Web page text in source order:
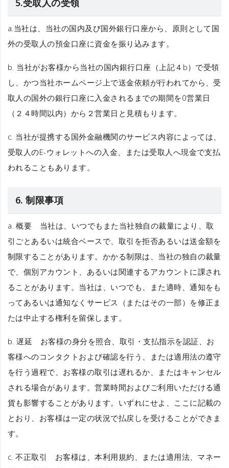
5.受取人の受領
a.当社は、当社の国内及び国外銀行口座から、原則として国
外の受取人の預金口座に資金を振り込みます。
b. 当社がお客様から当社の国内銀行口座（上記４b）で受領
し、かつ当社ホームページ上で送金依頼が行われてから、受
取人の国外の銀行口座に入金されるまでの期間を0営業日
（２４時間以内）から２営業日と見積もります。
c. 当社が提携する国外金融機関のサービス内容によっては、
受取人のE-ウォレットへの入金、または受取人へ現金で支払
われることもあります。
6. 制限事項
a.概要 当社は、いつでもまた当社独自の裁量により、取
引ごとあるいは統合ベースで、取引を拒否あるいは送金額を
制限することがあります。かかる制限は、当社の独自の裁量
で、個別アカウント、あるいは関連するアカウントに課され
ることがあります。当社は、いつでも、また適時、通知をも
ってあるいは通知なくサービス（またはその一部）を修正ま
たは中止する権利を留保します。
b.遅延 お客様の身分を照合、取引・支払指示を認証、お
客様へのコンタクトおよび確認を行う、または適用法の遵守
を行う過程で、お客様の取引は遅れるか、またはキャンセル
される場合があります。営業時間およびご利用いただける通
貨も影響することがあります。いずれにせよ、ここに記載の
とおり、お客様は一定の状況で払戻しを受けることができま
す。
c.不正取引
お客様は、本利用規約、または適用法、マネー